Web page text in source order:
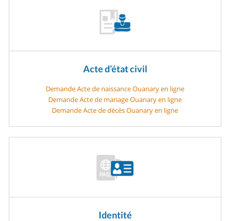
Acte d’état civil
Demande Acte de naissance Ouanary en ligne
Demande Acte de mariage Ouanary en ligne
Demande Acte de décès Ouanary en ligne
Identité